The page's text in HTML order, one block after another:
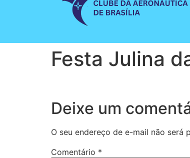
Festa Julina
Deixe um
O seu endereço de e-mail não será
Comentário *